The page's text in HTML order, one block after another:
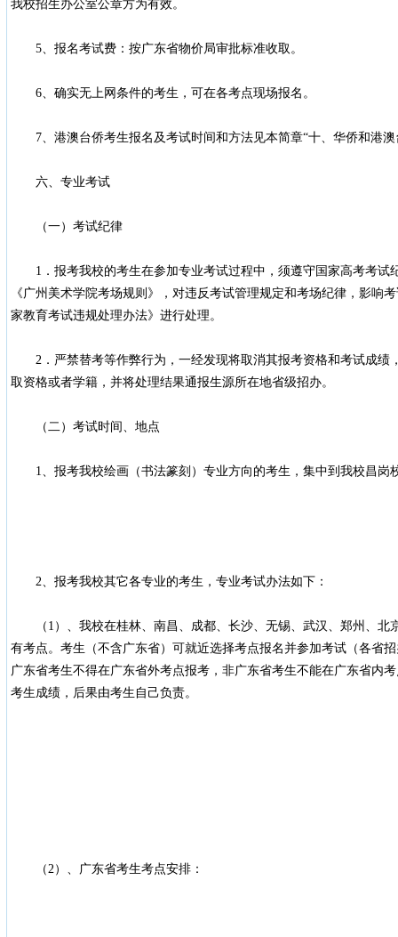
我校招生办公室公章方为有效。
5、报名考试费：按广东省物价局审批标准收取。
6、确实无上网条件的考生，可在各考点现场报名。
7、港澳台侨考生报名及考试时间和方法见本简章“十、华侨和港澳
六、专业考试
（一）考试纪律
1．报考我校的考生在参加专业考试过程中，须遵守国家高考考试
《广州美术学院考场规则》，对违反考试管理规定和考场纪律，影响
家教育考试违规处理办法》进行处理。
2．严禁替考等作弊行为，一经发现将取消其报考资格和考试成绩
取资格或者学籍，并将处理结果通报生源所在地省级招办。
（二）考试时间、地点
1、报考我校绘画（书法篆刻）专业方向的考生，集中到我校昌岗
2、报考我校其它各专业的考生，专业考试办法如下：
（1）、我校在桂林、南昌、成都、长沙、无锡、武汉、郑州、北
有考点。考生（不含广东省）可就近选择考点报名并参加考试（各省
广东省考生不得在广东省外考点报考，非广东省考生不能在广东省内
考生成绩，后果由考生自己负责。
（2）、广东省考生考点安排：